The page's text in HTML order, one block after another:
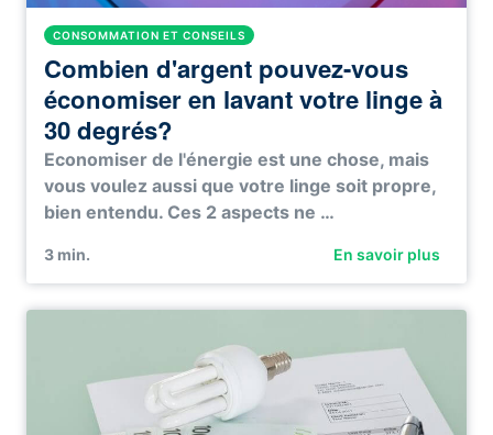
CONSOMMATION ET CONSEILS
Combien d'argent pouvez-vous
économiser en lavant votre linge à
30 degrés?
Economiser de l'énergie est une chose, mais
vous voulez aussi que votre linge soit propre,
bien entendu. Ces 2 aspects ne …
3 min. En savoir plus